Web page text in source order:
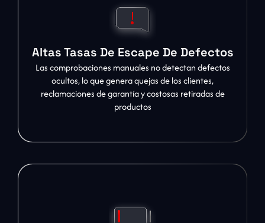
Altas Tasas De Escape De Defectos
Las comprobaciones manuales no detectan defectos
ocultos, lo que genera quejas de los clientes,
reclamaciones de garantía y costosas retiradas de
productos